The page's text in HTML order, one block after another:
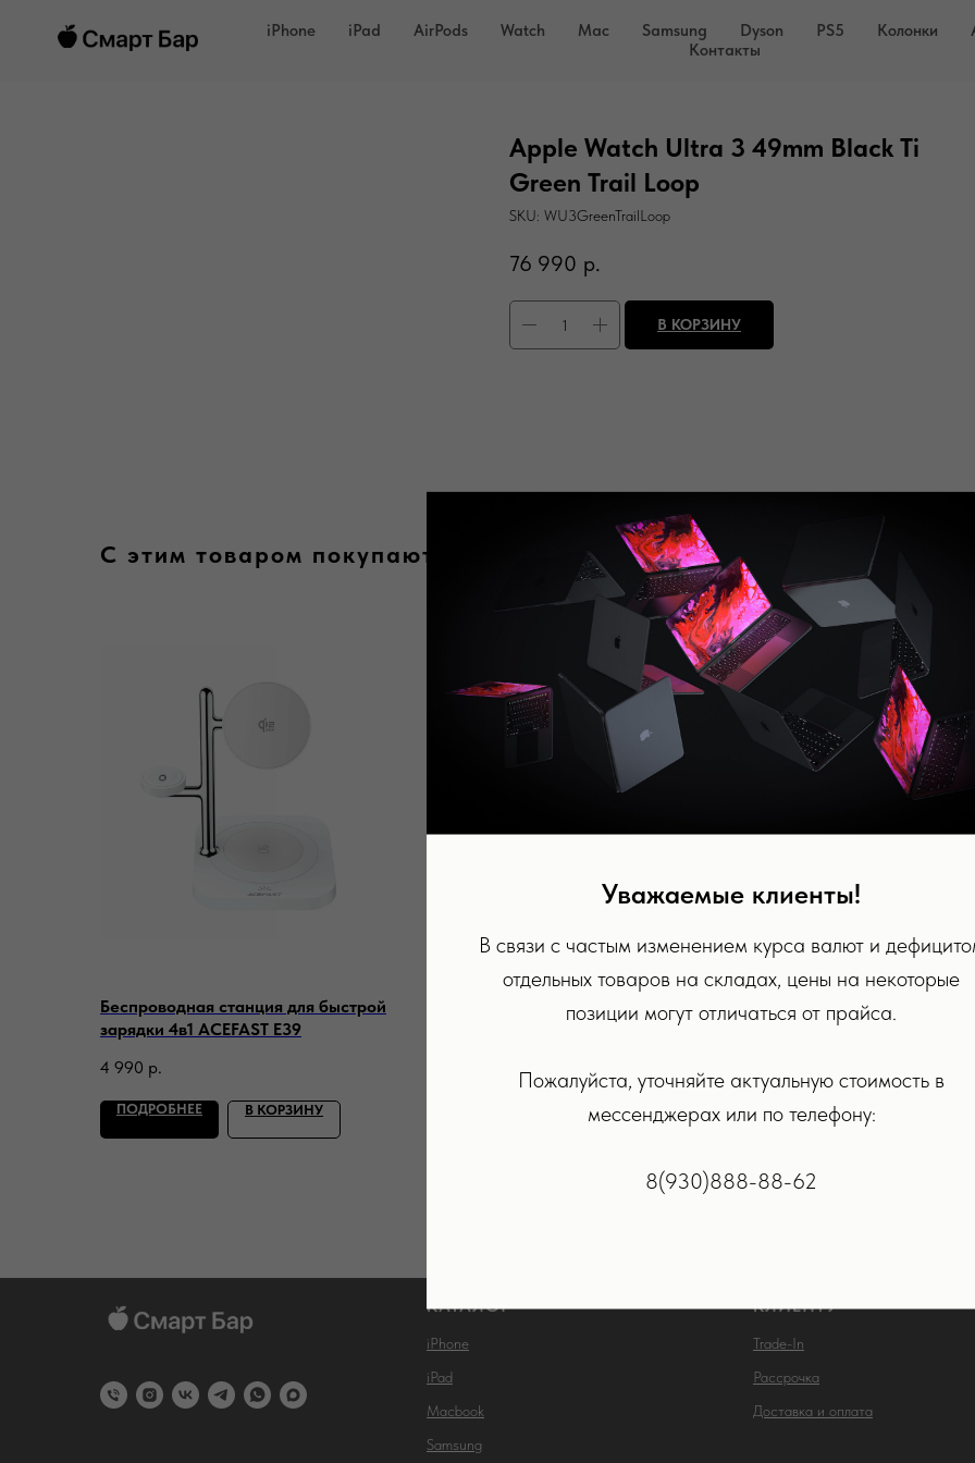
iPhone iPad AirPods Watch Mac Samsung Dyson PS5 Колонки
Контакты
Apple Watch Ultra 3 49mm Black Ti
Green Trail Loop
SKU: WU3GreenTrailLoop
76 990 р.
В КОРЗИНУ
С этим товаром покупают
Беспроводная станция для быстрой
зарядки 4в1 ACEFAST E39
4 990 р.
ПОДРОБНЕЕ В КОРЗИНУ
Беспроводная станция для быстрой
В КОРЗИНУ
Адаптер питания
ПОДРОБНЕЕ
КАТАЛОГ
iPhone
iPad
Macbook
Samsung
КЛИЕНТУ
Trade-In
Рассрочка
Доставка и оплата
Уважаемые клиенты!
В связи с частым изменением курса валют и
отдельных товаров на складах, цены на некоторые
позиции могут отличаться от прайса.
Пожалуйста, уточняйте актуальную стоимость в
мессенджерах или по телефону:
8(930)888-88-62